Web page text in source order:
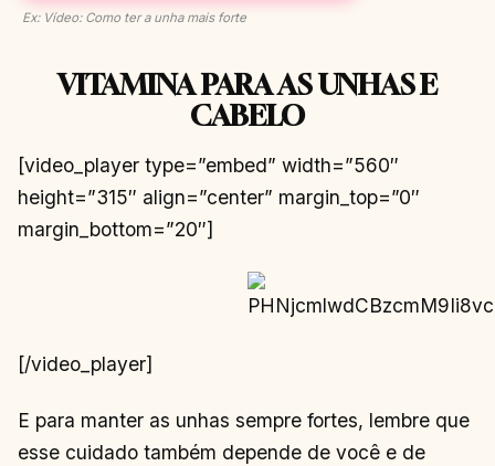
Ex: Vídeo: Como ter a unha mais forte
VITAMINA PARA AS UNHAS E
CABELO
[video_player type=”embed” width=”560″
height=”315″ align=”center” margin_top=”0″
margin_bottom=”20″]
[/video_player]
E para manter as unhas sempre fortes, lembre que
esse cuidado também depende de você e de